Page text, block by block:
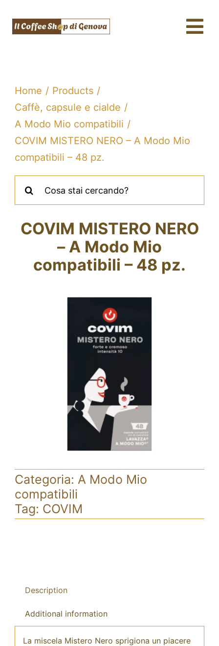
contenuto
Tè, tisane & Matcha
Acqua & SodaStream
Assistenza tecnica
Fidelity
Blog
Fidelity Card
Home
Products
Caffè, capsule e cialde
A Modo Mio compatibili
COVIM MISTERO NERO – A Modo Mio
compatibili – 48 pz.
per:
COVIM MISTERO NERO
– A Modo Mio
compatibili – 48 pz.
Categoria: A Modo Mio
compatibili
Tag: COVIM
Description
Additional information
La miscela Mistero Nero sprigiona un piacere